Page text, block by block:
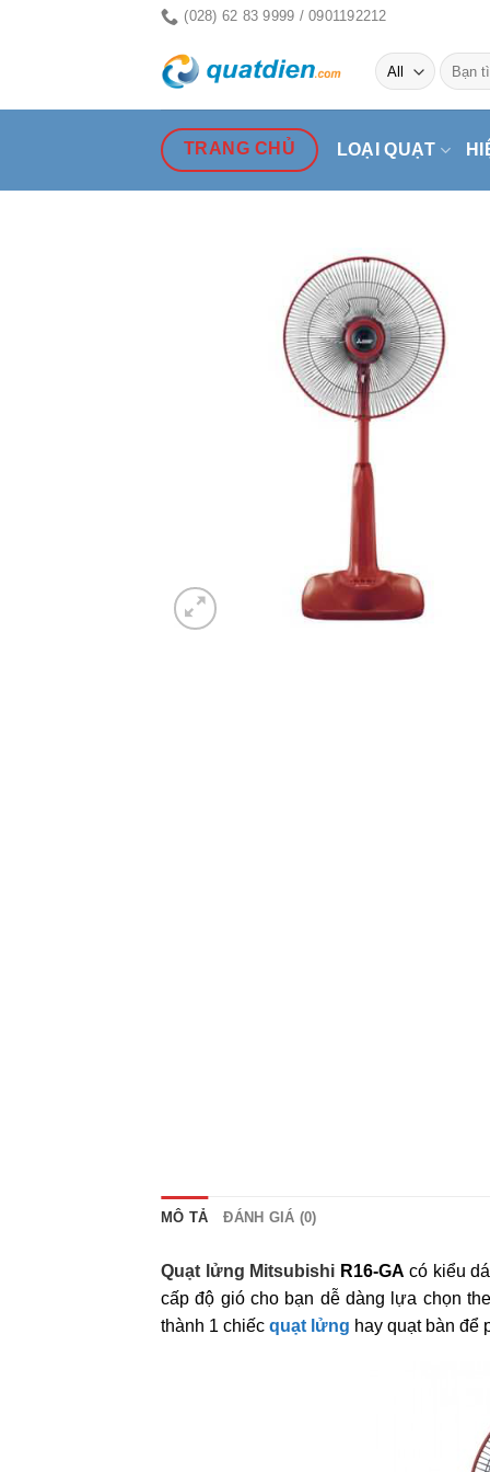
(028) 62 83 9999 / 0901192212
Tìm
kiếm:
TRANG CHỦ LOẠI QUẠT
MÔ TẢ ĐÁNH GIÁ (0)
Quạt lửng Mitsubishi R16-GA có kiểu
cấp độ gió cho bạn dễ dàng lựa chọn
thành 1 chiếc quạt lửng hay quạt bàn để